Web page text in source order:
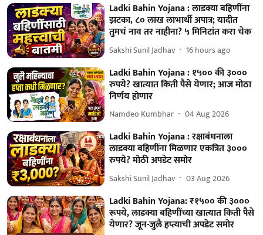
Ladki Bahin Yojana : लाडक्या बहिणींना
झटका, ८० लाख लाभार्थी अपात्र; यादीत
तुमचं नाव तर नाहीना? ५ मिनिटांत करा चेक
Sakshi Sunil Jadhav 16 hours ago
Ladki Bahin Yojana : १५०० की ३०००
रुपये? खात्यात किती पैसे येणार; आज मोठा
निर्णय होणार
Namdeo Kumbhar 04 Aug 2026
Ladki Bahin Yojana : रक्षाबंधनाला
लाडक्या बहि‍णींना मिळणार एकत्रित ३०००
रुपये? मोठी अपडेट समोर
Sakshi Sunil Jadhav 03 Aug 2026
Ladki Bahin Yojana: ₹१५०० की ३०००
रूपये, लाडक्या बहिणींच्या खात्यात किती पैसे
येणार? जून-जुलै हप्त्याची अपडेट समोर